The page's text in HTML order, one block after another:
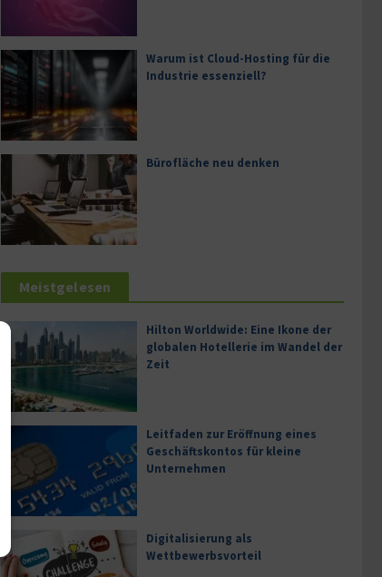
Warum ist Cloud-Hosting für die
Industrie essenziell?
Bürofläche neu denken
Meistgelesen
Hilton Worldwide: Eine Ikone der
globalen Hotellerie im Wandel der
Zeit
Leitfaden zur Eröffnung eines
Geschäftskontos für kleine
Unternehmen
Digitalisierung als
Wettbewerbsvorteil